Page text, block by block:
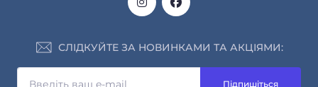
СЛІДКУЙТЕ ЗА НОВИНКАМИ ТА АКЦІЯМИ:
Підпишіться